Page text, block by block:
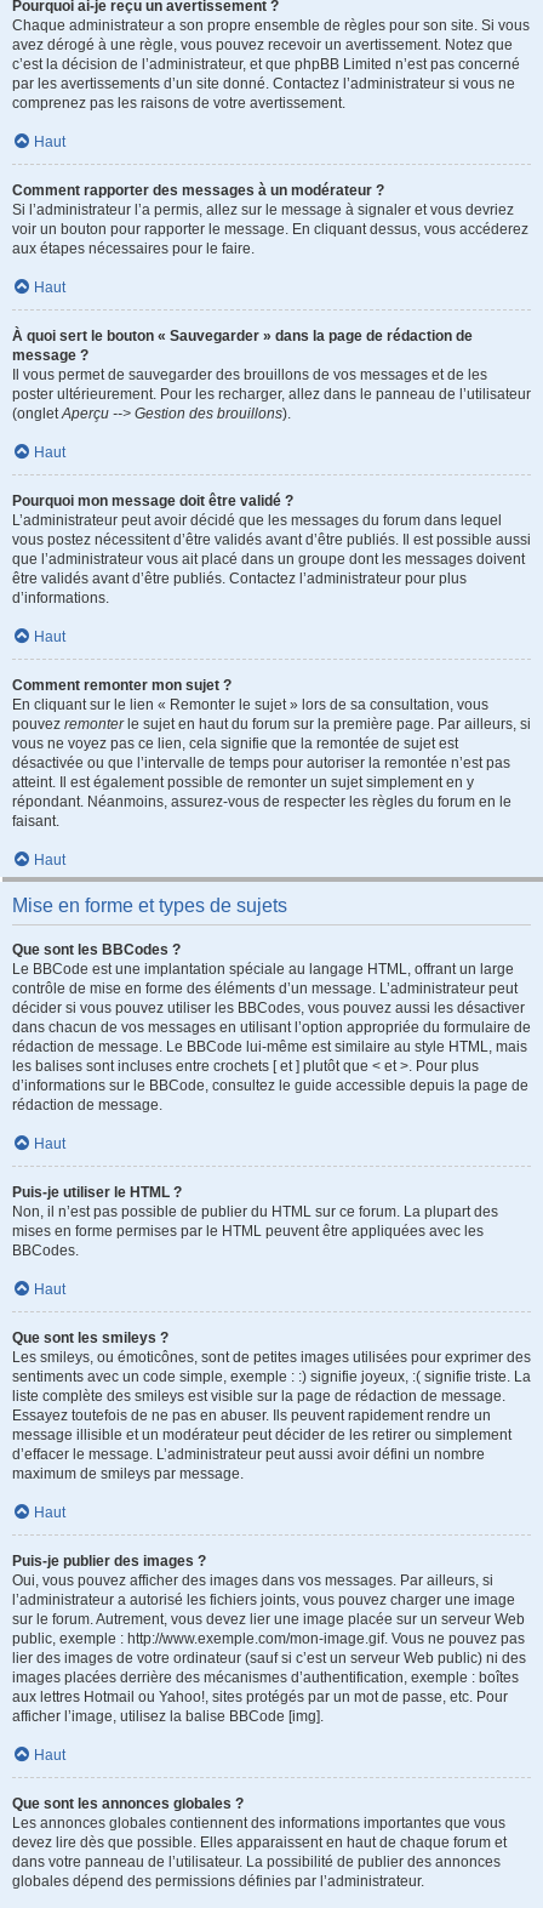
Pourquoi ai-je reçu un avertissement ?
Chaque administrateur a son propre ensemble de règles pour son site. Si vous
avez dérogé à une règle, vous pouvez recevoir un avertissement. Notez que
c’est la décision de l’administrateur, et que phpBB Limited n’est pas concerné
par les avertissements d’un site donné. Contactez l’administrateur si vous ne
comprenez pas les raisons de votre avertissement.
Haut
Comment rapporter des messages à un modérateur ?
Si l’administrateur l’a permis, allez sur le message à signaler et vous devriez
voir un bouton pour rapporter le message. En cliquant dessus, vous accéderez
aux étapes nécessaires pour le faire.
Haut
À quoi sert le bouton « Sauvegarder » dans la page de rédaction de
message ?
Il vous permet de sauvegarder des brouillons de vos messages et de les
poster ultérieurement. Pour les recharger, allez dans le panneau de l’utilisateur
(ongletAperçu --> Gestion des brouillons).
Haut
Pourquoi mon message doit être validé ?
L’administrateur peut avoir décidé que les messages du forum dans lequel
vous postez nécessitent d’être validés avant d’être publiés. Il est possible aussi
que l’administrateur vous ait placé dans un groupe dont les messages doivent
être validés avant d’être publiés. Contactez l’administrateur pour plus
d’informations.
Haut
Comment remonter mon sujet ?
En cliquant sur le lien « Remonter le sujet » lors de sa consultation, vous
pouvez remonterle sujet en haut du forum sur la première page. Par ailleurs, si
vous ne voyez pas ce lien, cela signifie que la remontée de sujet est
désactivée ou que l’intervalle de temps pour autoriser la remontée n’est pas
atteint. Il est également possible de remonter un sujet simplement en y
répondant. Néanmoins, assurez-vous de respecter les règles du forum en le
faisant.
Haut
Mise en forme et types de sujets
Que sont les BBCodes ?
Le BBCode est une implantation spéciale au langage HTML, offrant un large
contrôle de mise en forme des éléments d’un message. L’administrateur peut
décider si vous pouvez utiliser les BBCodes, vous pouvez aussi les désactiver
dans chacun de vos messages en utilisant l’option appropriée du formulaire de
rédaction de message. Le BBCode lui-même est similaire au style HTML, mais
les balises sont incluses entre crochets [ et ] plutôt que < et >. Pour plus
d’informations sur le BBCode, consultez le guide accessible depuis la page de
rédaction de message.
Haut
Puis-je utiliser le HTML ?
Non, il n’est pas possible de publier du HTML sur ce forum. La plupart des
mises en forme permises par le HTML peuvent être appliquées avec les
BBCodes.
Haut
Que sont les smileys ?
Les smileys, ou émoticônes, sont de petites images utilisées pour exprimer des
sentiments avec un code simple, exemple : :) signifie joyeux, :( signifie triste. La
liste complète des smileys est visible sur la page de rédaction de message.
Essayez toutefois de ne pas en abuser. Ils peuvent rapidement rendre un
message illisible et un modérateur peut décider de les retirer ou simplement
d’effacer le message. L’administrateur peut aussi avoir défini un nombre
maximum de smileys par message.
Haut
Puis-je publier des images ?
Oui, vous pouvez afficher des images dans vos messages. Par ailleurs, si
l’administrateur a autorisé les fichiers joints, vous pouvez charger une image
sur le forum. Autrement, vous devez lier une image placée sur un serveur Web
public, exemple : http://www.exemple.com/mon-image.gif. Vous ne pouvez pas
lier des images de votre ordinateur (sauf si c’est un serveur Web public) ni des
images placées derrière des mécanismes d’authentification, exemple : boîtes
aux lettres Hotmail ou Yahoo!, sites protégés par un mot de passe, etc. Pour
afficher l’image, utilisez la balise BBCode [img].
Haut
Que sont les annonces globales ?
Les annonces globales contiennent des informations importantes que vous
devez lire dès que possible. Elles apparaissent en haut de chaque forum et
dans votre panneau de l’utilisateur. La possibilité de publier des annonces
globales dépend des permissions définies par l’administrateur.